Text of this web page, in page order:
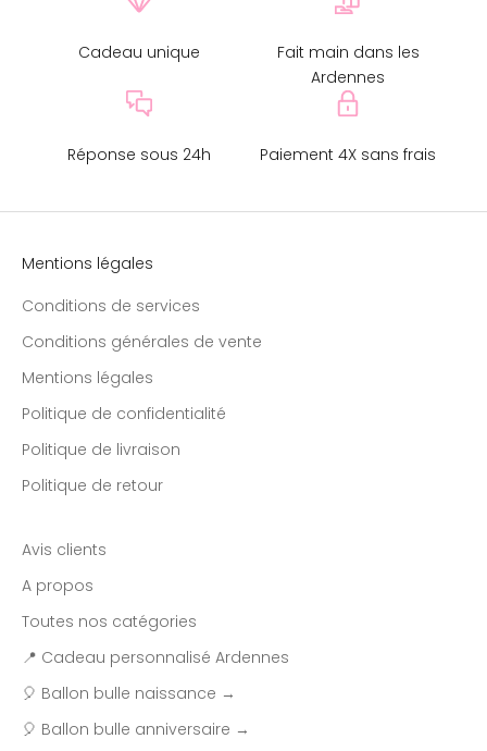
Cadeau unique
Fait main dans les
Ardennes
Réponse sous 24h Paiement 4X sans frais
Mentions légales
Conditions de services
Conditions générales de vente
Mentions légales
Politique de confidentialité
Politique de livraison
Politique de retour
Avis clients
A propos
Toutes nos catégories
📍 Cadeau personnalisé Ardennes
🎈 Ballon bulle naissance →
🎈 Ballon bulle anniversaire →